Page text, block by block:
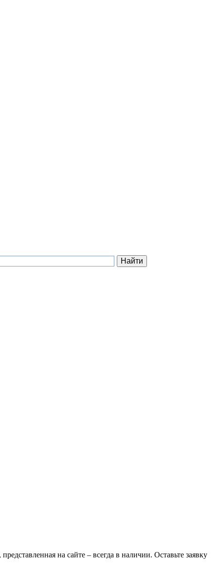
на сайте – всегда в наличии. Оставьте заявку